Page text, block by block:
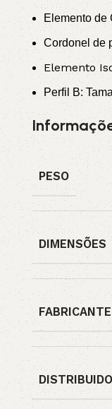
Elemento de
Cordonel de
Elemento
Perfil B:
PESO
DIMENSÕES
FABRICANTE